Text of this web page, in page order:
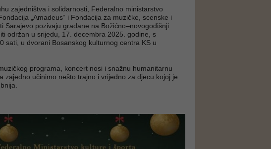
zajedništva i solidarnosti, Federalno ministarstvo
„Amadeus“ i Fondacija za muzičke, scenske i
Sarajevo pozivaju građane na Božićno–novogodišnji
održan u srijedu, 17. decembra 2025. godine, s
sati, u dvorani Bosanskog kulturnog centra KS u
programa, koncert nosi i snažnu humanitarnu
zajedno učinimo nešto trajno i vrijedno za djecu kojoj je